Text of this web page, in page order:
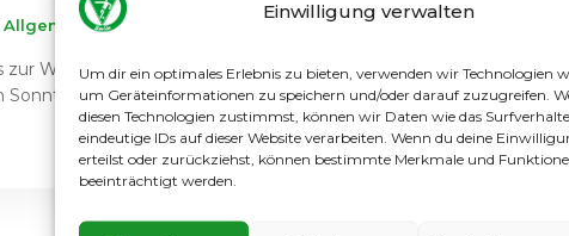
Einwilligung verwalten
Um dir ein optimales Erlebnis zu bieten, verwenden wir Technologien
um Geräteinformationen zu speichern und/oder darauf zuzugreifen.
diesen Technologien zustimmst, können wir Daten wie das
eindeutige IDs auf dieser Website verarbeiten. Wenn du deine
erteilst oder zurückziehst, können bestimmte Merkmale und
beeinträchtigt werden.
Allgemein
zur Winterpause hat es unsere 1. Männer durchweg mit
(24.11.13) geht es zum starken Aufsteiger und derzeitigen